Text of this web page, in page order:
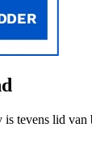
tevens lid van